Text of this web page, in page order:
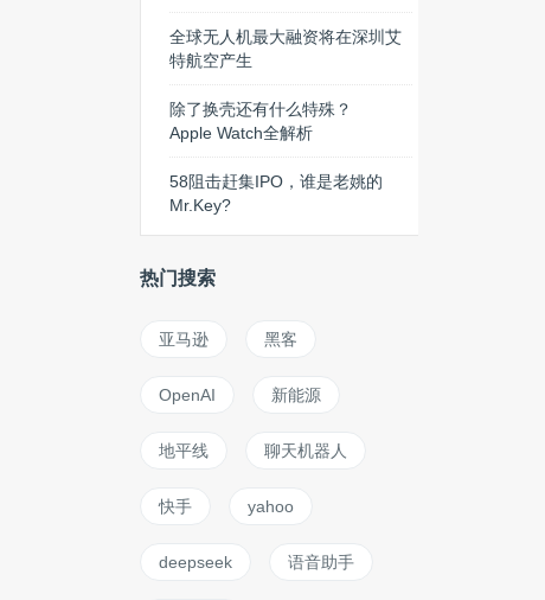
全球无人机最大融资将在深圳艾
特航空产生
除了换壳还有什么特殊？
Apple Watch全解析
58阻击赶集IPO，谁是老姚的
Mr.Key?
热门搜索
亚马逊 黑客
OpenAI 新能源
地平线 聊天机器人
快手 yahoo
deepseek 语音助手